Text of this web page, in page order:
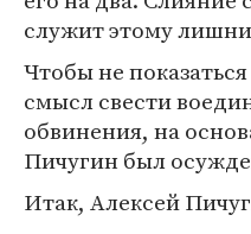
служит этому
Чтобы не
смысл свести
обвинения, на
Пичугин был
Итак, Алексей